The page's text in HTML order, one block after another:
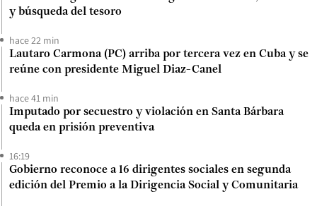
y búsqueda del tesoro
hace 22 min
Lautaro Carmona (PC) arriba por tercera vez en Cuba y se
reúne con presidente Miguel Diaz-Canel
hace 41 min
Imputado por secuestro y violación en Santa Bárbara
queda en prisión preventiva
16:19
Gobierno reconoce a 16 dirigentes sociales en segunda
edición del Premio a la Dirigencia Social y Comunitaria